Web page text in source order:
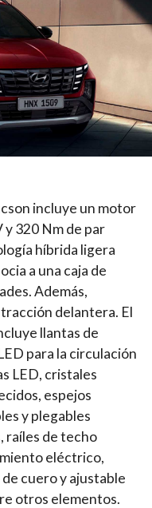
incluye un motor
y 320 Nm de par
híbrida ligera
a una caja de
Además,
delantera. El
llantas de
para la circulación
LED, cristales
espejos
y plegables
raíles de techo
eléctrico,
cuero y ajustable
otros elementos.